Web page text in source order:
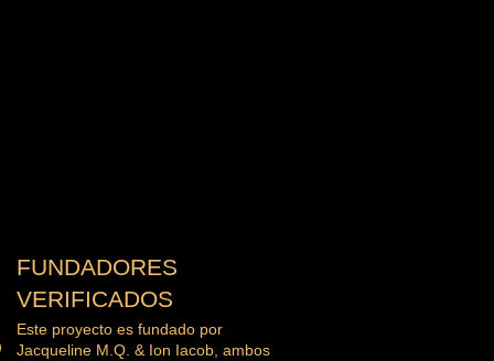
FUNDADORES
VERIFICADOS
Este proyecto es fundado por
Jacqueline M.Q. & Ion Iacob, ambos